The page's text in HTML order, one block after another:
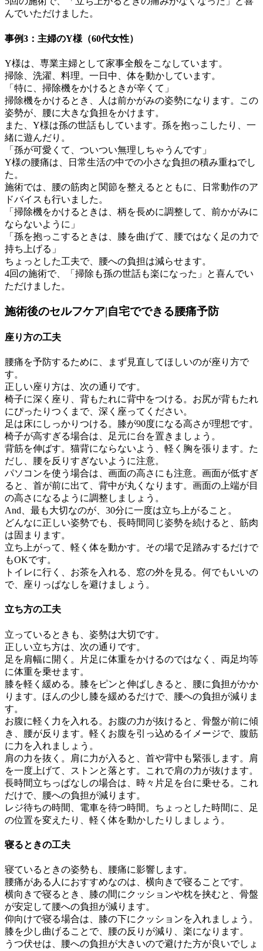
んでいただけました。
事例3：主婦のY様（60代女性）
Y様は、専業主婦として家事全般をこなしています。
掃除、洗濯、料理。一日中、体を動かしています。
「特に、掃除機をかけるときが辛くて」
掃除機をかけるとき、人は前かがみの姿勢になります。この
姿勢が、腰に大きな負担をかけます。
また、Y様は孫の世話もしています。孫を抱っこしたり、一
緒に遊んだり。
「孫が可愛くて、ついつい無理しちゃうんです」
Y様の腰痛は、日常生活の中での小さな負担の積み重ねでし
た。
施術では、腰の筋肉と関節を整えるとともに、日常動作のア
ドバイスも行いました。
「掃除機をかけるときは、柄を長めに調整して、前かがみに
ならないように」
「孫を抱っこするときは、膝を曲げて、腰ではなく足の力で
持ち上げる」
ちょっとした工夫で、腰への負担は減らせます。
4回の施術で、「掃除も孫の世話も楽になった」と喜んでい
ただけました。
施術後のセルフケア|自宅でできる腰痛予防
座り方の工夫
腰痛を予防するために、まず見直してほしいのが座り方で
す。
正しい座り方は、次の通りです。
椅子に深く座り、背もたれに背中をつける。お尻が背もたれ
にぴったりつくまで、深く座ってください。
足は床にしっかりつける。膝が90度になる高さが理想です。
椅子が高すぎる場合は、足元に台を置きましょう。
背筋を伸ばす。猫背にならないよう、軽く胸を張ります。た
だし、腰を反りすぎないように注意。
パソコンを使う場合は、画面の高さにも注意。画面が低すぎ
ると、首が前に出て、背中が丸くなります。画面の上端が目
の高さになるように調整しましょう。
And、最も大切なのが、30分に一度は立ち上がること。
どんなに正しい姿勢でも、長時間同じ姿勢を続けると、筋肉
は固まります。
立ち上がって、軽く体を動かす。その場で足踏みするだけで
もOKです。
トイレに行く、お茶を入れる、窓の外を見る。何でもいいの
で、座りっぱなしを避けましょう。
立ち方の工夫
立っているときも、姿勢は大切です。
正しい立ち方は、次の通りです。
足を肩幅に開く。片足に体重をかけるのではなく、両足均等
に体重を乗せます。
膝を軽く緩める。膝をピンと伸ばしきると、腰に負担がかか
ります。ほんの少し膝を緩めるだけで、腰への負担が減りま
す。
お腹に軽く力を入れる。お腹の力が抜けると、骨盤が前に傾
き、腰が反ります。軽くお腹を引っ込めるイメージで、腹筋
に力を入れましょう。
肩の力を抜く。肩に力が入ると、首や背中も緊張します。肩
を一度上げて、ストンと落とす。これで肩の力が抜けます。
長時間立ちっぱなしの場合は、時々片足を台に乗せる。これ
だけで、腰への負担が減ります。
レジ待ちの時間、電車を待つ時間。ちょっとした時間に、足
の位置を変えたり、軽く体を動かしたりしましょう。
寝るときの工夫
寝ているときの姿勢も、腰痛に影響します。
腰痛がある人におすすめなのは、横向きで寝ることです。
横向きで寝るとき、膝の間にクッションや枕を挟むと、骨盤
が安定して腰への負担が減ります。
仰向けで寝る場合は、膝の下にクッションを入れましょう。
膝を少し曲げることで、腰の反りが減り、楽になります。
うつ伏せは、腰への負担が大きいので避けた方が良いでしょ